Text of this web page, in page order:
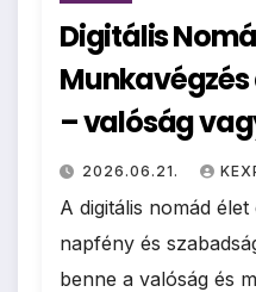
Digitális
– valóság
2026.06.21.
A digitális nomád
napfény és
benne a valóság és